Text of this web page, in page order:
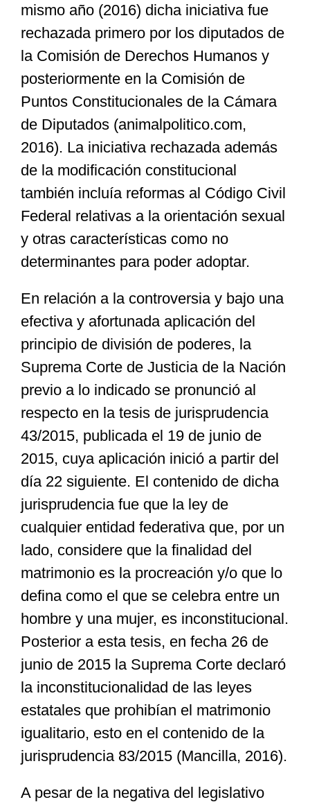
mismo año (2016) dicha iniciativa fue
rechazada primero por los diputados de
la Comisión de Derechos Humanos y
posteriormente en la Comisión de
Puntos Constitucionales de la Cámara
de Diputados (animalpolitico.com,
2016). La iniciativa rechazada además
de la modificación constitucional
también incluía reformas al Código Civil
Federal relativas a la orientación sexual
y otras características como no
determinantes para poder adoptar.
En relación a la controversia y bajo una
efectiva y afortunada aplicación del
principio de división de poderes, la
Suprema Corte de Justicia de la Nación
previo a lo indicado se pronunció al
respecto en la tesis de jurisprudencia
43/2015, publicada el 19 de junio de
2015, cuya aplicación inició a partir del
día 22 siguiente. El contenido de dicha
jurisprudencia fue que la ley de
cualquier entidad federativa que, por un
lado, considere que la finalidad del
matrimonio es la procreación y/o que lo
defina como el que se celebra entre un
hombre y una mujer, es inconstitucional.
Posterior a esta tesis, en fecha 26 de
junio de 2015 la Suprema Corte declaró
la inconstitucionalidad de las leyes
estatales que prohibían el matrimonio
igualitario, esto en el contenido de la
jurisprudencia 83/2015 (Mancilla, 2016).
A pesar de la negativa del legislativo